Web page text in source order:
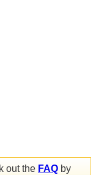
out the FAQ by